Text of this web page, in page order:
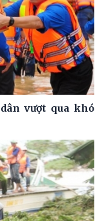
vượt qua khó